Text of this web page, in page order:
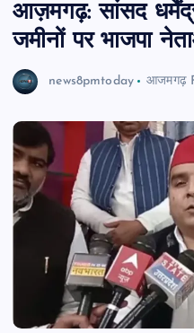
आज़मगढ़: सांसद
जमीनों पर भाजपा
news8pmtoday आजमगढ़